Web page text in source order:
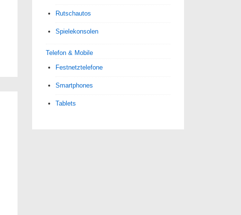
Rutschautos
Spielekonsolen
Telefon & Mobile
Festnetztelefone
Smartphones
Tablets